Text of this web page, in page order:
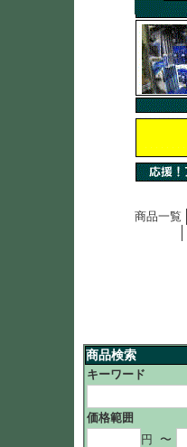
商品一覧
商品検索
キーワード
価格範囲
円
〜